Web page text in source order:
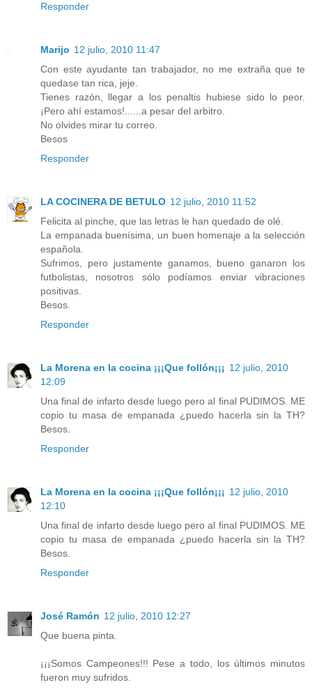
Responder
Marijo 12 julio, 2010 11:47
Con este ayudante tan trabajador, no me extraña que te
quedase tan rica, jeje.
Tienes razón, llegar a los penaltis hubiese sido lo peor.
¡Pero ahí estamos!......a pesar del arbitro.
No olvides mirar tu correo.
Besos
Responder
LA COCINERA DE BETULO 12 julio, 2010 11:52
Felicita al pinche, que las letras le han quedado de olé.
La empanada buenísima, un buen homenaje a la selección
española.
Sufrimos, pero justamente ganamos, bueno ganaron los
futbolistas, nosotros sólo podíamos enviar vibraciones
positivas.
Besos.
Responder
La Morena en la cocina ¡¡¡Que follón¡¡¡ 12 julio, 2010
12:09
Una final de infarto desde luego pero al final PUDIMOS. ME
copio tu masa de empanada ¿puedo hacerla sin la TH?
Besos.
Responder
La Morena en la cocina ¡¡¡Que follón¡¡¡ 12 julio, 2010
12:10
Una final de infarto desde luego pero al final PUDIMOS. ME
copio tu masa de empanada ¿puedo hacerla sin la TH?
Besos.
Responder
José Ramón 12 julio, 2010 12:27
Que buena pinta.
¡¡¡Somos Campeones!!! Pese a todo, los últimos minutos
fueron muy sufridos.